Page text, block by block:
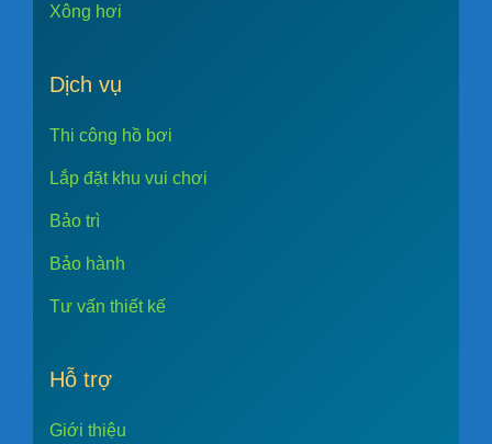
Xông hơi
Dịch vụ
Thi công hồ bơi
Lắp đặt khu vui chơi
Bảo trì
Bảo hành
Tư vấn thiết kế
Hỗ trợ
Giới thiệu